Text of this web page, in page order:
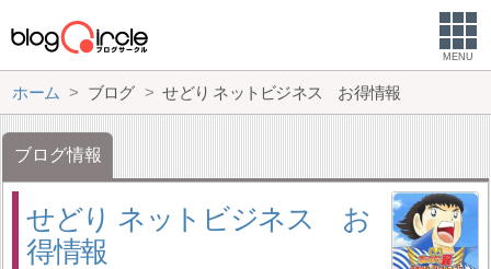
MENU
ホーム ブログ せどり ネットビジネス お得情報
ブログ情報
せどり ネットビジネス お
得情報